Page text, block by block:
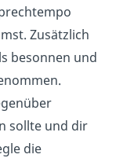
Zusätzlich
besonnen und
sollte und dir
die